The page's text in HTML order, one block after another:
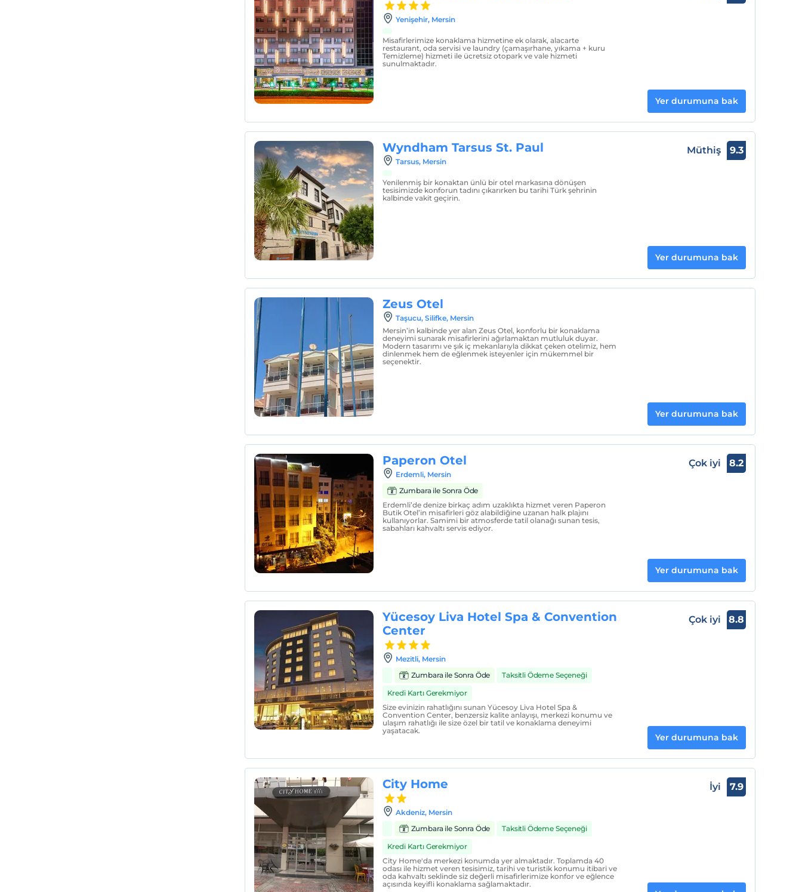
Yenişehir, Mersin
Misafirlerimize konaklama hizmetine ek olarak, alacarte
restaurant, oda servisi ve laundry (çamaşırhane, yıkama + kuru
Temizleme) hizmeti ile ücretsiz otopark ve vale hizmeti
sunulmaktadır.
Yer durumuna bak
Wyndham Tarsus St. Paul
Tarsus, Mersin
Yenilenmiş bir konaktan ünlü bir otel markasına dönüşen
tesisimizde konforun tadını çıkarırken bu tarihi Türk şehrinin
kalbinde vakit geçirin.
Müthiş 9.3
Yer durumuna bak
Zeus Otel
Taşucu, Silifke, Mersin
Mersin’in kalbinde yer alan Zeus Otel, konforlu bir konaklama
deneyimi sunarak misafirlerini ağırlamaktan mutluluk duyar.
Modern tasarımı ve şık iç mekanlarıyla dikkat çeken otelimiz, hem
dinlenmek hem de eğlenmek isteyenler için mükemmel bir
seçenektir.
Yer durumuna bak
Paperon Otel
Erdemli, Mersin
Zumbara ile Sonra Öde
Erdemli’de denize birkaç adım uzaklıkta hizmet veren Paperon
Butik Otel’in misafirleri göz alabildiğine uzanan halk plajını
kullanıyorlar. Samimi bir atmosferde tatil olanağı sunan tesis,
sabahları kahvaltı servis ediyor.
Çok iyi 8.2
Yer durumuna bak
Yücesoy Liva Hotel Spa & Convention
Center
Mezitli, Mersin
Zumbara ile Sonra Öde
Taksitli Ödeme Seçeneği
Kredi Kartı Gerekmiyor
Size evinizin rahatlığını sunan Yücesoy Liva Hotel Spa &
Convention Center, benzersiz kalite anlayışı, merkezi konumu ve
ulaşım rahatlığı ile size özel bir tatil ve konaklama deneyimi
yaşatacak.
Çok iyi 8.8
Yer durumuna bak
City Home
Akdeniz, Mersin
Zumbara ile Sonra Öde
Taksitli Ödeme Seçeneği
Kredi Kartı Gerekmiyor
City Home'da merkezi konumda yer almaktadır. Toplamda 40
odası ile hizmet veren tesisimiz, tarihi ve turistik konumu itibari ve
oda kahvaltı seklinde siz değerli misafirlerimize konfor ve eğlence
açısında keyifli konaklama sağlamaktadır.
İyi 7.9